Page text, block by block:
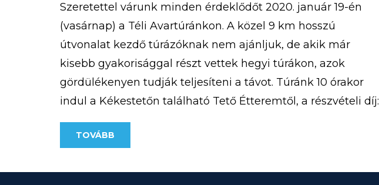
Szeretettel várunk minden érdeklődőt 2020. január 19-én
(vasárnap) a Téli Avartúránkon. A közel 9 km hosszú
útvonalat kezdő túrázóknak nem ajánljuk, de akik már
kisebb gyakorisággal részt vettek hegyi túrákon, azok
gördülékenyen tudják teljesíteni a távot. Túránk 10 órakor
indul a Kékestetőn található Tető Étteremtől, a részvételi díj:
500 Ft/fő A pontos útvonal az alábbi […]
TOVÁBB